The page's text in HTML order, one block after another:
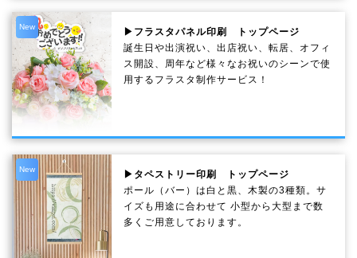
New
▶フラスタパネル印刷 トップページ
誕生日や出演祝い、出店祝い、転居、オフィ
ス開設、周年など様々なお祝いのシーンで使
用するフラスタ制作サービス！
New
▶タペストリー印刷 トップページ
ポール（バー）は白と黒、木製の3種類。サ
イズも用途に合わせて 小型から大型まで数
多くご用意しております。